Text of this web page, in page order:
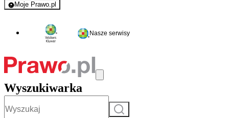
Moje Prawo.pl
- rejestracja i logowanie do serwisu
Nasze serwisy
Wyszukiwarka
Szukaj